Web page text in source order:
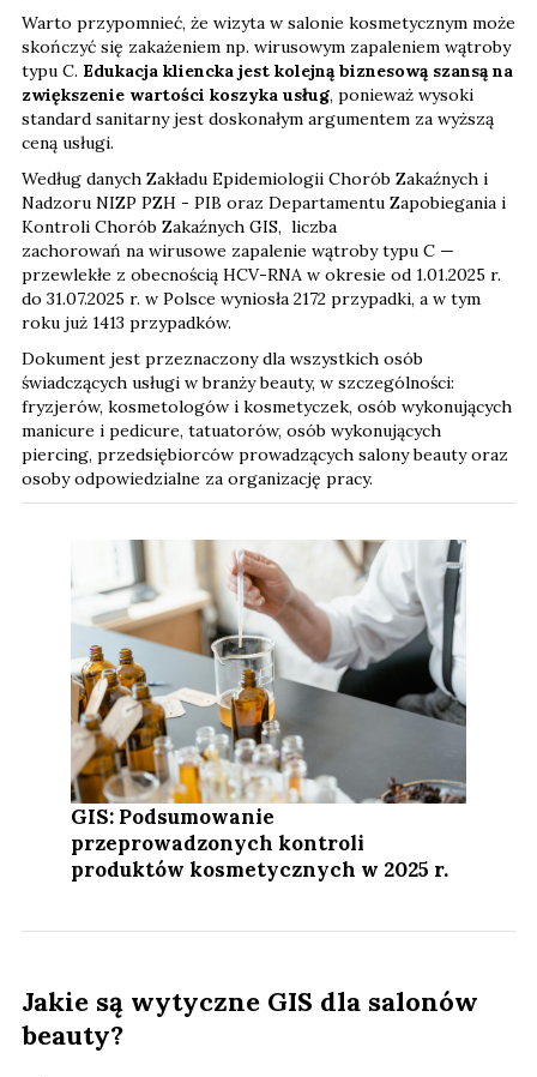
Warto przypomnieć, że wizyta w salonie kosmetycznym może
skończyć się zakażeniem np. wirusowym zapaleniem wątroby
typu C. Edukacja kliencka jest kolejną biznesową szansą na
zwiększenie wartości koszyka usług, ponieważ wysoki
standard sanitarny jest doskonałym argumentem za wyższą
ceną usługi.
Według danych Zakładu Epidemiologii Chorób Zakaźnych i
Nadzoru NIZP PZH - PIB oraz Departamentu Zapobiegania i
Kontroli Chorób Zakaźnych GIS, liczba
zachorowań na wirusowe zapalenie wątroby typu C —
przewlekłe z obecnością HCV-RNA w okresie od 1.01.2025 r.
do 31.07.2025 r. w Polsce wyniosła 2172 przypadki, a w tym
roku już 1413 przypadków.
Dokument jest przeznaczony dla wszystkich osób
świadczących usługi w branży beauty, w szczególności:
fryzjerów, kosmetologów i kosmetyczek, osób wykonujących
manicure i pedicure, tatuatorów, osób wykonujących
piercing, przedsiębiorców prowadzących salony beauty oraz
osoby odpowiedzialne za organizację pracy.
GIS: Podsumowanie
przeprowadzonych kontroli
produktów kosmetycznych w 2025 r.
Jakie są wytyczne GIS dla salonów
beauty?